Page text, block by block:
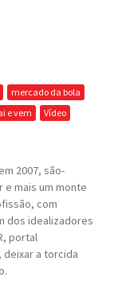
mercado da bola
e vem Vídeo
2007, são-
mais um monte
com
dos idealizadores
portal
a torcida